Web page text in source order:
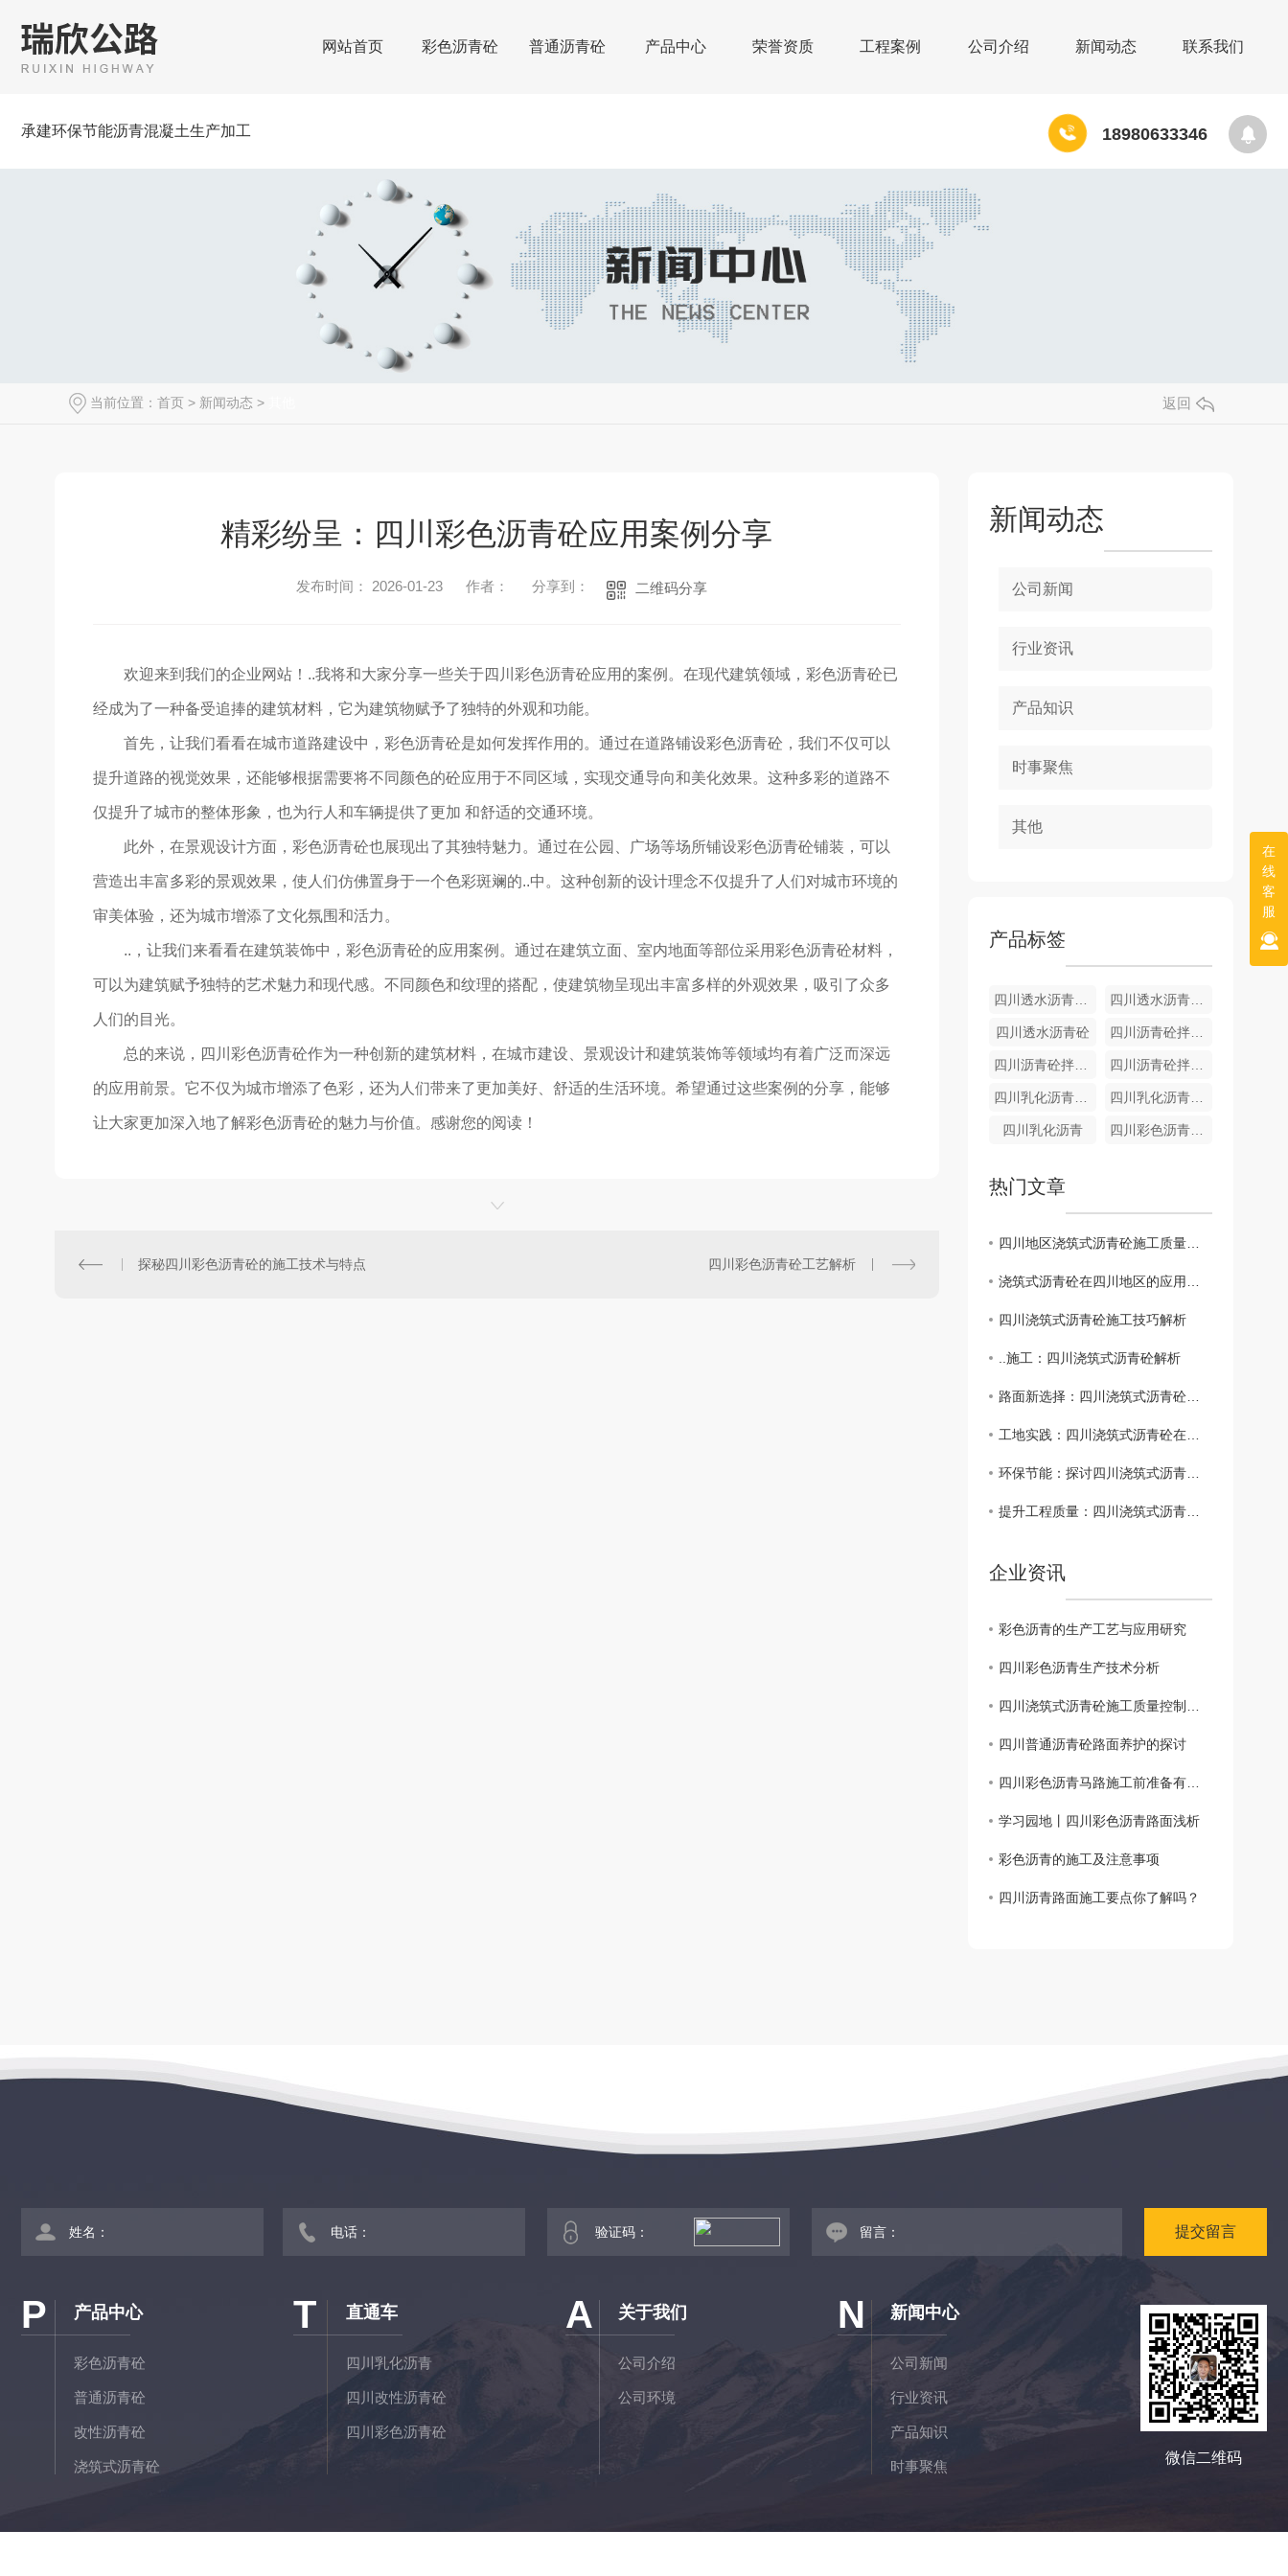
网站首页 彩色沥青砼 普通沥青砼 产品中心 荣誉资质 工程案例 公司介绍 新闻动态 联系我们
承建环保节能沥青混凝土生产加工 18980633346
当前位置： 首页 > 新闻动态 > 返回
精彩纷呈：四川彩色沥青砼应用案例分享
发布时间： 2026-01-23 作者： 分享到： 二维码分享
欢迎来到我们的企业网站！..我将和大家分享一些关于四川彩色沥青砼应用的案例。在现代建筑领域，彩色沥青砼已
经成为了一种备受追捧的建筑材料，它为建筑物赋予了独特的外观和功能。
首先，让我们看看在城市道路建设中，彩色沥青砼是如何发挥作用的。通过在道路铺设彩色沥青砼，我们不仅可以
提升道路的视觉效果，还能够根据需要将不同颜色的砼应用于不同区域，实现交通导向和美化效果。这种多彩的道路不
仅提升了城市的整体形象，也为行人和车辆提供了更加 和舒适的交通环境。
此外，在景观设计方面，彩色沥青砼也展现出了其独特魅力。通过在公园、广场等场所铺设彩色沥青砼铺装，可以
营造出丰富多彩的景观效果，使人们仿佛置身于一个色彩斑斓的..中。这种创新的设计理念不仅提升了人们对城市环境的
审美体验，还为城市增添了文化氛围和活力。
..，让我们来看看在建筑装饰中，彩色沥青砼的应用案例。通过在建筑立面、室内地面等部位采用彩色沥青砼材料，
可以为建筑赋予独特的艺术魅力和现代感。不同颜色和纹理的搭配，使建筑物呈现出丰富多样的外观效果，吸引了众多
人们的目光。
总的来说，四川彩色沥青砼作为一种创新的建筑材料，在城市建设、景观设计和建筑装饰等领域均有着广泛而深远
的应用前景。它不仅为城市增添了色彩，还为人们带来了更加美好、舒适的生活环境。希望通过这些案例的分享，能够
让大家更加深入地了解彩色沥青砼的魅力与价值。感谢您的阅读！
探秘四川彩色沥青砼的施工技术与特点 四川彩色沥青砼工艺解析
新闻动态
公司新闻
行业资讯
产品知识
时事聚焦
其他
产品标签
四川透水沥青砼厂家 四川透水沥青砼施工
四川透水沥青砼 四川沥青砼拌合站工程
四川沥青砼拌合站施工 四川沥青砼拌合站
四川乳化沥青生产 四川乳化沥青厂家
四川乳化沥青 四川彩色沥青砼厂家
热门文章
四川地区浇筑式沥青砼施工质量控制探讨
浇筑式沥青砼在四川地区的应用与发展
四川浇筑式沥青砼施工技巧解析
..施工：四川浇筑式沥青砼解析
路面新选择：四川浇筑式沥青砼技术革新
工地实践：四川浇筑式沥青砼在道路建设中的应用
环保节能：探讨四川浇筑式沥青砼的可持续发展
提升工程质量：四川浇筑式沥青砼的优势分析
企业资讯
彩色沥青的生产工艺与应用研究
四川彩色沥青生产技术分析
四川浇筑式沥青砼施工质量控制要点浅析 ?
四川普通沥青砼路面养护的探讨
四川彩色沥青马路施工前准备有哪些？
学习园地丨四川彩色沥青路面浅析
彩色沥青的施工及注意事项
四川沥青路面施工要点你了解吗？
提交留言
P 产品中心
彩色沥青砼
普通沥青砼
改性沥青砼
浇筑式沥青砼
T 直通车
四川乳化沥青
四川改性沥青砼
四川彩色沥青砼
A 关于我们
公司介绍
公司环境
N 新闻中心
公司新闻
行业资讯
产品知识
时事聚焦
微信二维码
在
线
客
服